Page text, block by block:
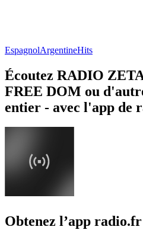
EspagnolArgentineHits
Écoutez RADIO
FREE DOM ou
entier - avec l'app de
Obtenez l’app